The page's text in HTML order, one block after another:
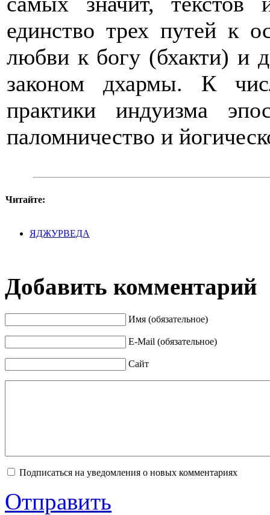
единство трех путей к
любви к богу (бхакти) и
законом дхармы. К
практики индуизма
паломничество и
Читайте:
ЯДЖУРВЕДА
Добавить комментарий
Имя (обязательное)
E-Mail (обязательное)
Сайт
Подписаться на уведомления о новых комментариях
Отправить